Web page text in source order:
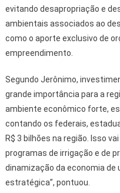
evitando desapropriação e
ambientais associados ao
como o aporte exclusivo de
empreendimento.
Segundo Jerônimo,
grande importância para a
ambiente econômico forte,
contando os federais,
R$ 3 bilhões na região. Isso
programas de irrigação e de
dinamização da economia de
estratégica”, pontuou.